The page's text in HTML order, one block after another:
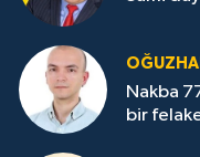
Nakba
bir